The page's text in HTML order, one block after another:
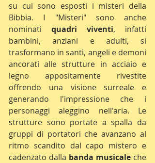
su cui sono esposti i misteri della
Bibbia. I "Misteri" sono anche
nominati quadri viventi, infatti
bambini, anziani e adulti, si
trasformano in santi, angeli e demoni
ancorati alle strutture in acciaio e
legno appositamente rivestite
offrendo una visione surreale e
generando l'impressione che i
personaggi aleggino nell'aria. Le
strutture sono portate a spalla da
gruppi di portatori che avanzano al
ritmo scandito dal capo mistero e
cadenzato dalla banda musicale che